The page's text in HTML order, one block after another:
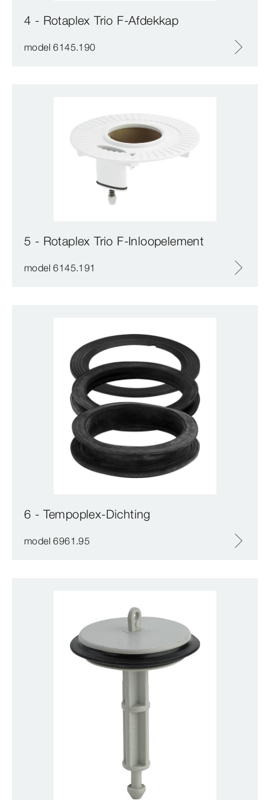
4 - Rotaplex Trio F-Afdekkap
model 6145.190
5 - Rotaplex Trio F-Inloopelement
model 6145.191
6 - Tempoplex-Dichting
model 6961.95